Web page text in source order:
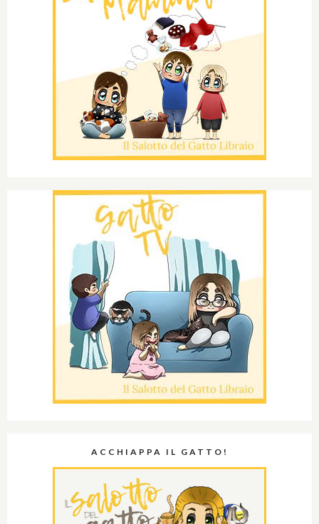
ACCHIAPPA IL GATTO!